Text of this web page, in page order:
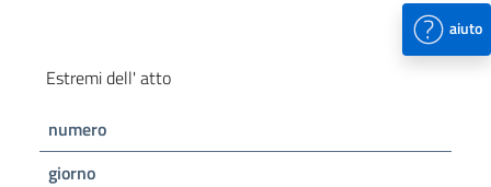
aiuto
Estremi dell' atto
numero
giorno